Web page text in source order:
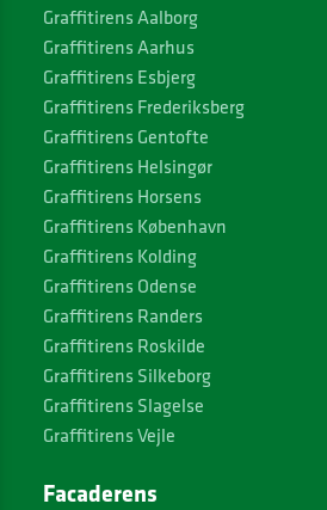
Graffitirens Aalborg
Graffitirens Aarhus
Graffitirens Esbjerg
Graffitirens Frederiksberg
Graffitirens Gentofte
Graffitirens Helsingør
Graffitirens Horsens
Graffitirens København
Graffitirens Kolding
Graffitirens Odense
Graffitirens Randers
Graffitirens Roskilde
Graffitirens Silkeborg
Graffitirens Slagelse
Graffitirens Vejle
Facaderens